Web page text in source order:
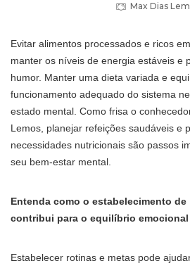
Max Dias
Evitar alimentos processados e ricos
manter os níveis de energia estáveis e
humor. Manter uma dieta variada e
funcionamento adequado do sistema
estado mental. Como frisa o
Lemos, planejar refeições saudáveis e
necessidades nutricionais são passos
seu bem-estar mental.
Entenda como o estabelecimento de
contribui para o equilíbrio emocional
Estabelecer rotinas e metas pode